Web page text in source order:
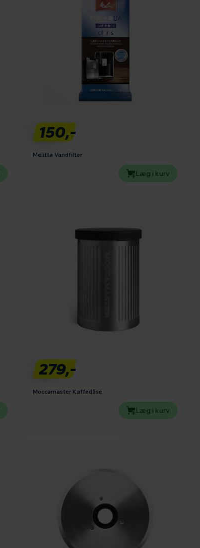
150,-
Melitta Vandfilter
Læg i kurv
279,-
Moccamaster Kaffedåse
Læg i kurv